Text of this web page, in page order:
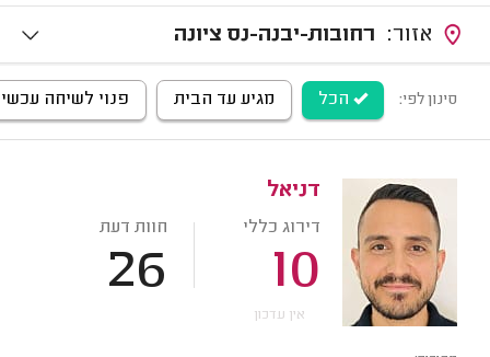
רחובות-יבנה-נס ציונה
סינון לפי: הכל מגיע עד הבית פנוי לשיחה
דניאל
דירוג כללי
10
חוות דעת
26
אין עדכון